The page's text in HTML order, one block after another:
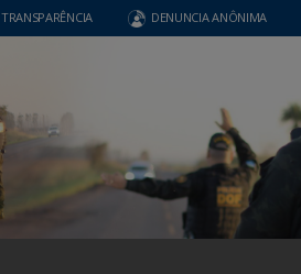
TRANSPARÊNCIA DENUNCIA ANÔNIMA